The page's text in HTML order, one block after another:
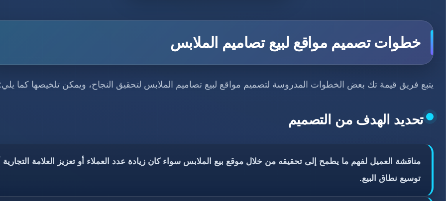
خطوات تصميم مواقع لبيع تصاميم الملابس
يتبع فريق قيمة تك بعض الخطوات المدروسة لتصميم مواقع لبيع تصاميم الملابس لتحقيق النجاح، ويمكن تلخيصها كما
تحديد الهدف من التصميم
مناقشة العميل لفهم ما يطمح إلى تحقيقه من خلال موقع بيع الملابس سواء كان زيادة عدد العملاء أو تعزيز العلامة التجارية
توسيع نطاق البيع.